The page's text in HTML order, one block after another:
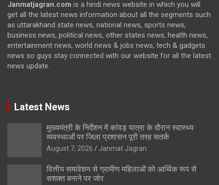
Janmatjagran.com is a hindi news website in which you will
get all the latest news information about all the segments such
as uttarakhand state news, national news, sports news,
business news, political news, other states news, health news,
entertainment news, world news & jobs news, tech & gadgets
news so guys stay connected with our website for all the latest
news update.
Latest News
मुख्यमंत्री के निर्देशन में कांवड़ यात्रा के दौरान स्वास्थ्य
व्यवस्थाओं पर जिला प्रशासन पूरी तरह सतर्क
August 7, 2026 Janmat Jagran
वित्तीय समावेशन से ग्रामीण महिलाओं को आर्थिक रूप से
सशक्त बनाने पर जोर